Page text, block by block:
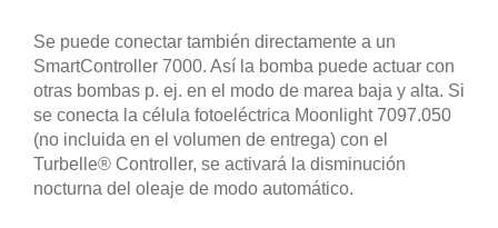
Se puede conectar también directamente a un
SmartController 7000. Así la bomba puede actuar con
otras bombas p. ej. en el modo de marea baja y alta. Si
se conecta la célula fotoeléctrica Moonlight 7097.050
(no incluida en el volumen de entrega) con el
Turbelle® Controller, se activará la disminución
nocturna del oleaje de modo automático.